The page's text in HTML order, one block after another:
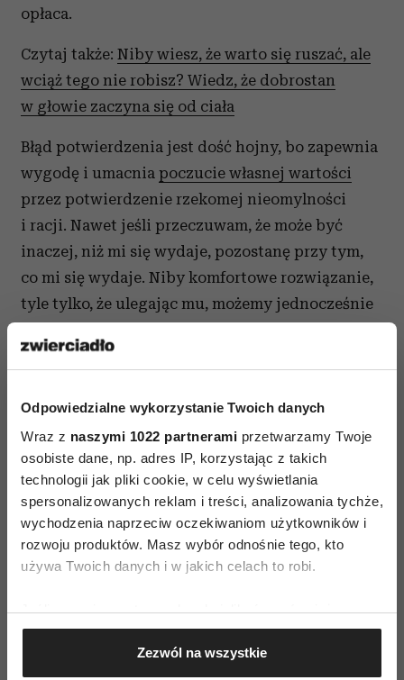
Odpowiedzialne wykorzystanie Twoich danych
Wraz z naszymi 1022 partnerami przetwarzamy Twoje
osobiste dane, np. adres IP, korzystając z takich
technologii jak pliki cookie, w celu wyświetlania
spersonalizowanych reklam i treści, analizowania tychże,
wychodzenia naprzeciw oczekiwaniom użytkowników i
rozwoju produktów. Masz wybór odnośnie tego, kto
używa Twoich danych i w jakich celach to robi.
Jeśli wyrazisz na to zgodę, chcielibyśmy również:
Gromadzić dane dotyczące Twojej lokalizacji
geograficznej z dokładnością nawet do kilku metrów
Zezwól na wszystkie
opłaca.
Czytaj także: Niby wiesz, że warto się ruszać, ale
wciąż tego nie robisz? Wiedz, że dobrostan
w głowie zaczyna się od ciała
Błąd potwierdzenia jest dość hojny, bo zapewnia
wygodę i umacnia poczucie własnej wartości
przez potwierdzenie rzekomej nieomylności
i racji. Nawet jeśli przeczuwam, że może być
inaczej, niż mi się wydaje, pozostanę przy tym,
co mi się wydaje. Niby komfortowe rozwiązanie,
tyle tylko, że ulegając mu, możemy jednocześnie
skutki błędu potwierdzenia
Ulegając temu mechanizmowi, często
oszukujemy samych siebie, a nierzadko
próbujemy się usprawiedliwić. Wyobraź sobie, że
spieszysz się do pracy. Pędzisz chodnikiem, by
się nie spóźnić, gdy wtem zaczepia cię kobieta,
prosząc, byś kupiła jej jakiś posiłek w barze
strony chciałabyś pomóc, ale zjada cię stres, że
się spóźnisz do pracy. Kolejka w barze ciągnie się